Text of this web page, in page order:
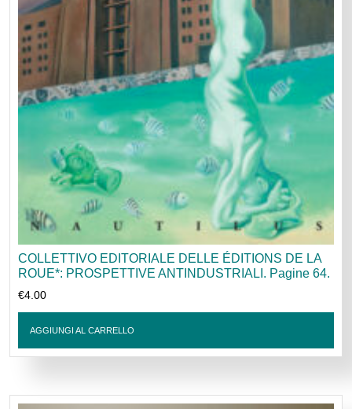
COLLETTIVO EDITORIALE DELLE ÉDITIONS DE LA
ROUE*: PROSPETTIVE ANTINDUSTRIALI. Pagine 64.
€4.00
AGGIUNGI AL CARRELLO